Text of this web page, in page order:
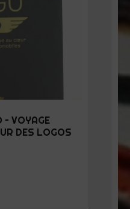
– VOYAGE
DES LOGOS